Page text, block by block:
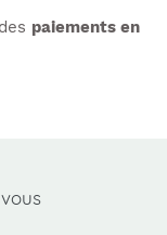
paiements en